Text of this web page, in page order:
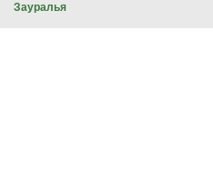
Зауралья